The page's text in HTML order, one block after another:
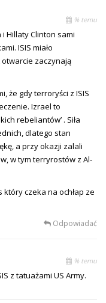
% temu
Hillaty Clinton sami
ISIS miało
zaczynają
że gdy terroryści z ISIS
Izrael to
rebeliantów’ . Siła
dlatego stan
a przy okazji zalali
w tym terryrostów z Al-
czeka na ochłap ze
Odpowiadać
% temu
z tatuażami US Army.